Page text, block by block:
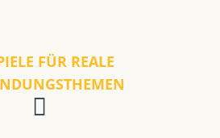
FÜR REALE